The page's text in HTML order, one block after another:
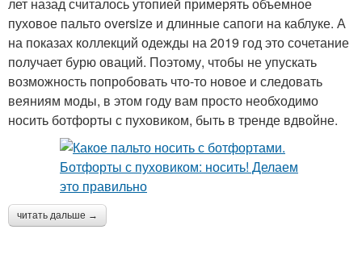
пуховое пальто oversize и длинные сапоги на каблуке. А
на показах коллекций одежды на 2019 год это сочетание
получает бурю оваций. Поэтому, чтобы не упускать
возможность попробовать что-то новое и следовать
веяниям моды, в этом году вам просто необходимо
носить ботфорты с пуховиком, быть в тренде вдвойне.
читать дальше →